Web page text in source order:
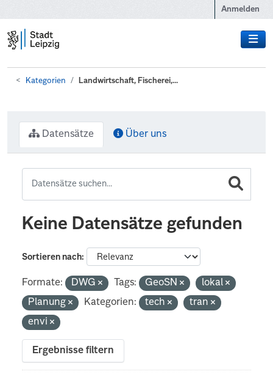
Anmelden
Kategorien Landwirtschaft, Fischerei,...
Datensätze Über uns
Keine Datensätze gefunden
Sortieren nach
Formate: DWG Tags: GeoSN
lokal
Planung
Kategorien: tech
tran
envi
Ergebnisse filtern